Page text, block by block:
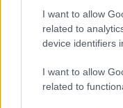
I want to allow
related to
device identifiers
I want to allow
related to